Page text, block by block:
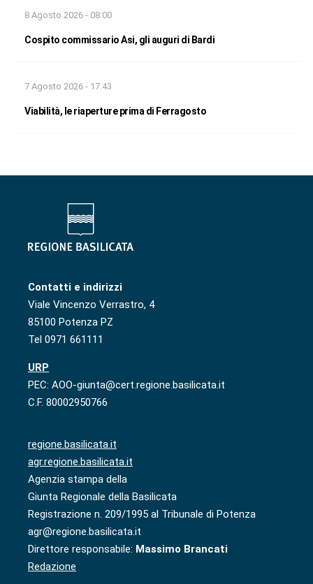
8 Agosto 2026 - 08:00
Cospito commissario Asi, gli auguri di Bardi
7 Agosto 2026 - 17:43
Viabilità, le riaperture prima di Ferragosto
Contatti e indirizzi
Viale Vincenzo Verrastro, 4
85100 Potenza PZ
Tel 0971 661111
URP
PEC: AOO-giunta@cert.regione.basilicata.it
C.F. 80002950766
regione.basilicata.it
agr.regione.basilicata.it
Agenzia stampa della
Giunta Regionale della Basilicata
Registrazione n. 209/1995 al Tribunale di Potenza
agr@regione.basilicata.it
Direttore responsabile: Massimo Brancati
Redazione